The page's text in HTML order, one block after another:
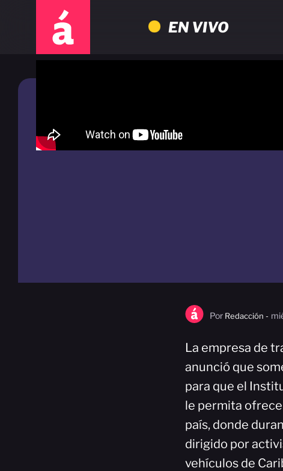
EN VIVO
Por Redacción -
La empresa de
anunció que
para que el
le permita
país, donde
dirigido por
vehículos de